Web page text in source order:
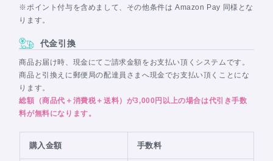
※ポイント付与を含めまして、その他条件は Amazon Pay 同様とな
ります。
代金引換
商品お届け時、現金にてご請求金額をお支払い頂くシステムです。
商品と引換えに郵便局の配達員さまへ現金でお支払い頂くことにな
ります。
総額（商品代＋消費税＋送料）が3,000円以上の場合は代引き手数
料が無料になります。
購入金額 手数料